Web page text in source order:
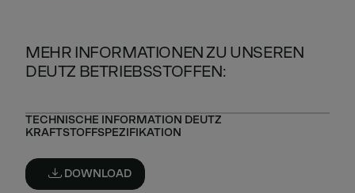
MEHR INFORMATIONEN ZU UNSEREN
DEUTZ BETRIEBSSTOFFEN:
TECHNISCHE INFORMATION DEUTZ
KRAFTSTOFFSPEZIFIKATION
DOWNLOAD